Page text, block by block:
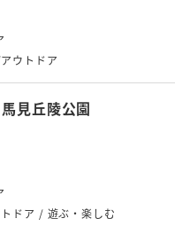
ウトドア
馬見丘陵公園
ドア 遊ぶ・楽しむ